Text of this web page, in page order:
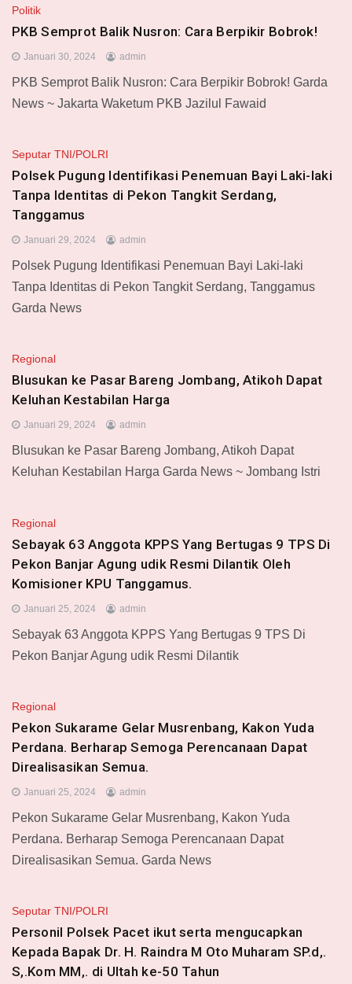
Politik
PKB Semprot Balik Nusron: Cara Berpikir Bobrok!
Januari 30, 2024 admin
PKB Semprot Balik Nusron: Cara Berpikir Bobrok! Garda
News ~ Jakarta Waketum PKB Jazilul Fawaid
Seputar TNI/POLRI
Polsek Pugung Identifikasi Penemuan Bayi Laki-laki
Tanpa Identitas di Pekon Tangkit Serdang,
Tanggamus
Januari 29, 2024 admin
Polsek Pugung Identifikasi Penemuan Bayi Laki-laki
Tanpa Identitas di Pekon Tangkit Serdang, Tanggamus
Garda News
Regional
Blusukan ke Pasar Bareng Jombang, Atikoh Dapat
Keluhan Kestabilan Harga
Januari 29, 2024 admin
Blusukan ke Pasar Bareng Jombang, Atikoh Dapat
Keluhan Kestabilan Harga Garda News ~ Jombang Istri
Regional
Sebayak 63 Anggota KPPS Yang Bertugas 9 TPS Di
Pekon Banjar Agung udik Resmi Dilantik Oleh
Komisioner KPU Tanggamus.
Januari 25, 2024 admin
Sebayak 63 Anggota KPPS Yang Bertugas 9 TPS Di
Pekon Banjar Agung udik Resmi Dilantik
Regional
Pekon Sukarame Gelar Musrenbang, Kakon Yuda
Perdana. Berharap Semoga Perencanaan Dapat
Direalisasikan Semua.
Januari 25, 2024 admin
Pekon Sukarame Gelar Musrenbang, Kakon Yuda
Perdana. Berharap Semoga Perencanaan Dapat
Direalisasikan Semua. Garda News
Seputar TNI/POLRI
Personil Polsek Pacet ikut serta mengucapkan
Kepada Bapak Dr. H. Raindra M Oto Muharam SP.d,.
S,.Kom MM,. di Ultah ke-50 Tahun